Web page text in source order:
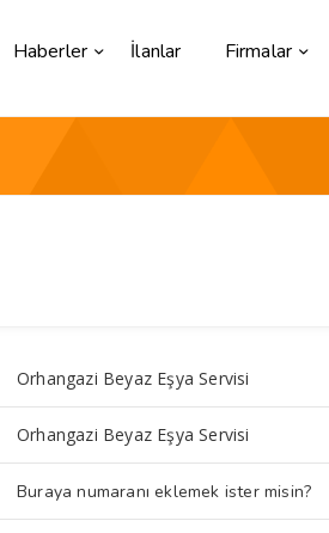
Haberler İlanlar Firmalar
Orhangazi Beyaz Eşya Servisi
Orhangazi Beyaz Eşya Servisi
Buraya numaranı eklemek ister misin?